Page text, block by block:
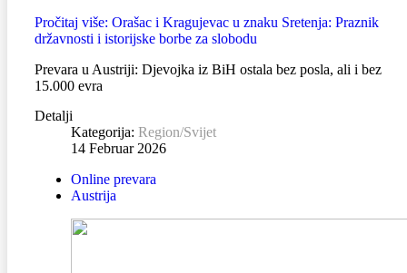
Pročitaj više: Orašac i Kragujevac u znaku Sretenja: Praznik
državnosti i istorijske borbe za slobodu
Prevara u Austriji: Djevojka iz BiH ostala bez posla, ali i bez
15.000 evra
Detalji
Kategorija: Region/Svijet
14 Februar 2026
Online prevara
Austrija